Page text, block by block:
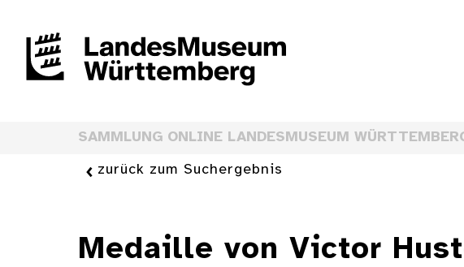
SAMMLUNG ONLINE LANDESMUSEUM
zurück zum Suchergebnis
Medaille von Victor